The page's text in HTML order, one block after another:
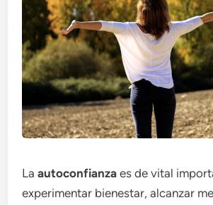
Laautoconfianza es de vital
experimentar bienestar, alcanzar